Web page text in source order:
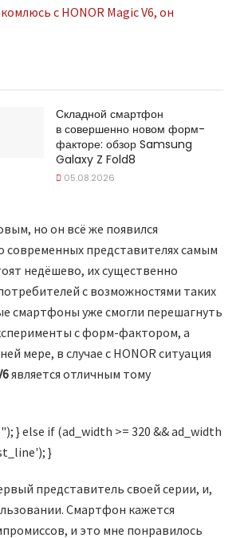
Складной смартфон
в совершенно новом форм-
факторе: обзор Samsung
Galaxy Z Fold8
05.08.2026
но он всё же появился
современных представителях самым
недёшево, их существенно
с возможностями таких
смартфоны уже смогли перешагнуть
с форм-фактором, а
мере, в случае с HONOR ситуация
является отличным тому
} else if (ad_width >= 320 && ad_width
}
представитель своей серии, и,
Смартфон кажется
и это мне понравилось